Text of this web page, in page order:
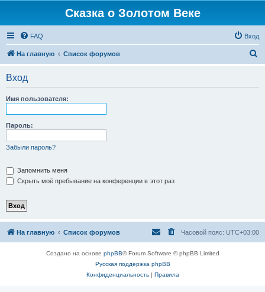
Сказка о Золотом Веке
FAQ Вход
На главную Список форумов
Вход
Имя пользователя:
Пароль:
Забыли пароль?
Запомнить меня
Скрыть моё пребывание на конференции в этот раз
На главную Список форумов Часовой пояс: UTC+03:00
Создано на основе phpBB® Forum Software © phpBB Limited
Русская поддержка phpBB
Конфиденциальность| Правила